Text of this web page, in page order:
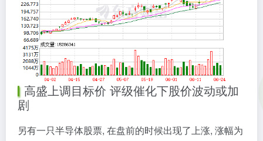
高盛上调目标价 评级催化下股价波动或加
剧
另有一只半导体股票, 在盘前的时候出现了上涨, 涨幅为